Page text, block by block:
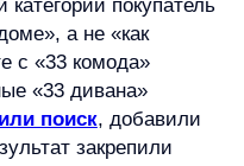
выручку